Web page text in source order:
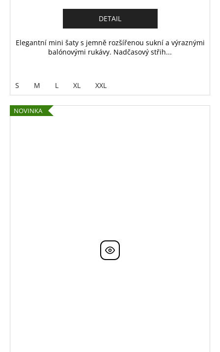
DETAIL
Elegantní mini šaty s jemně rozšířenou sukní a výraznými
balónovými rukávy. Nadčasový střih...
S M L XL XXL
NOVINKA